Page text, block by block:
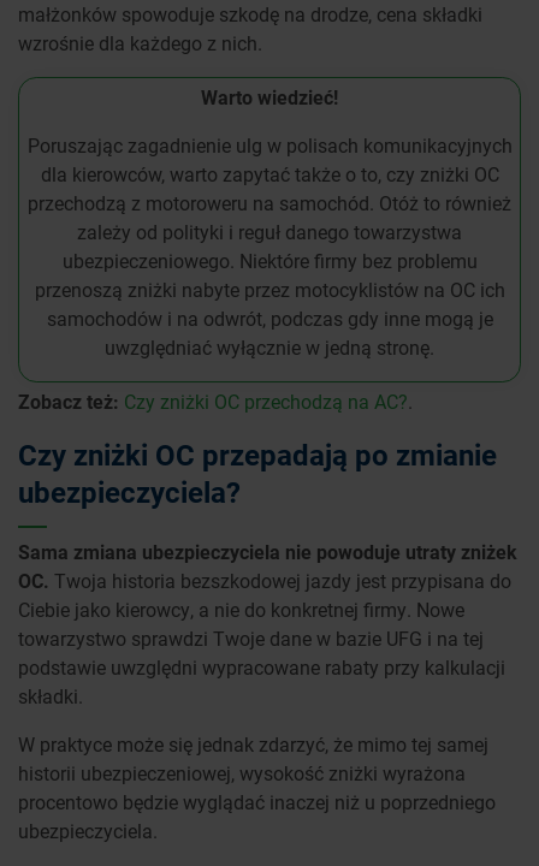
małżonków spowoduje szkodę na drodze, cena składki
wzrośnie dla każdego z nich.
Warto wiedzieć!
Poruszając zagadnienie ulg w polisach komunikacyjnych
dla kierowców, warto zapytać także o to, czy zniżki OC
przechodzą z motoroweru na samochód. Otóż to również
zależy od polityki i reguł danego towarzystwa
ubezpieczeniowego. Niektóre firmy bez problemu
przenoszą zniżki nabyte przez motocyklistów na OC ich
samochodów i na odwrót, podczas gdy inne mogą je
uwzględniać wyłącznie w jedną stronę.
Zobacz też: Czy zniżki OC przechodzą na AC?.
Czy zniżki OC przepadają po zmianie
ubezpieczyciela?
Sama zmiana ubezpieczyciela nie powoduje utraty zniżek
OC. Twoja historia bezszkodowej jazdy jest przypisana do
Ciebie jako kierowcy, a nie do konkretnej firmy. Nowe
towarzystwo sprawdzi Twoje dane w bazie UFG i na tej
podstawie uwzględni wypracowane rabaty przy kalkulacji
składki.
W praktyce może się jednak zdarzyć, że mimo tej samej
historii ubezpieczeniowej, wysokość zniżki wyrażona
procentowo będzie wyglądać inaczej niż u poprzedniego
ubezpieczyciela.